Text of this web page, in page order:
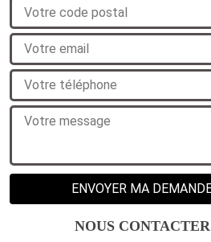
NOUS CONTACTER